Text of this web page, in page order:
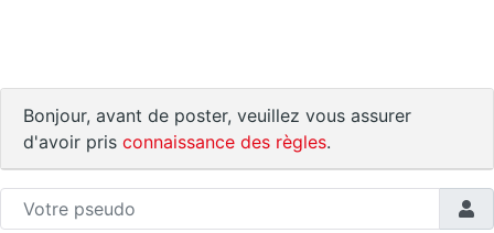
Bonjour, avant de poster, veuillez vous assurer
d'avoir pris connaissance des règles.